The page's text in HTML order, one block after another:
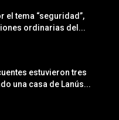
el tema “seguridad”,
ordinarias del...
estuvieron tres
una casa de Lanús...